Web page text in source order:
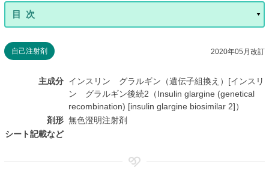
自己注射剤 2020年05月改訂
主成分 インスリン グラルギン（遺伝子組換え）[インスリ
ン グラルギン後続2（Insulin glargine (genetical
recombination) [insulin glargine biosimilar 2]）
剤形 無色澄明注射剤
シート記載など